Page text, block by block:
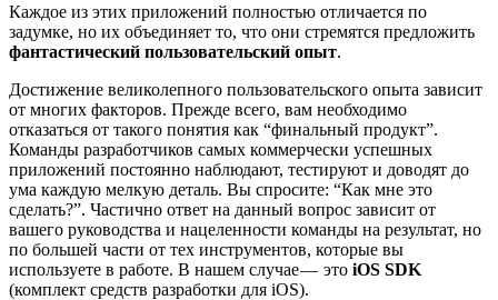
Каждое из этих приложений полностью отличается по
задумке, но их объединяет то, что они стремятся предложить
фантастический пользовательский опыт.
Достижение великолепного пользовательского опыта зависит
от многих факторов. Прежде всего, вам необходимо
отказаться от такого понятия как “финальный продукт”.
Команды разработчиков самых коммерчески успешных
приложений постоянно наблюдают, тестируют и доводят до
ума каждую мелкую деталь. Вы спросите: “Как мне это
сделать?”. Частично ответ на данный вопрос зависит от
вашего руководства и нацеленности команды на результат, но
по большей части от тех инструментов, которые вы
используете в работе. В нашем случае — это iOS SDK
(комплект средств разработки для iOS).